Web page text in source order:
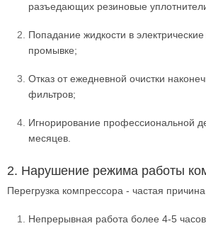
разъедающих резиновые
Попадание жидкости в
промывке;
Отказ от ежедневной очистки
фильтров;
Игнорирование профессиональной
месяцев.
2. Нарушение режима работы
Перегрузка компрессора - частая
Непрерывная работа более 4-5